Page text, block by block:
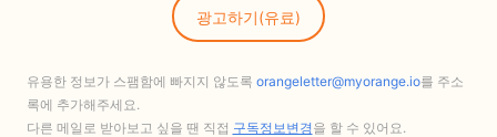
광고하기(유료)
유용한 정보가 스팸함에 빠지지 않도록 orangeletter@myorange.io를 주소
록에 추가해주세요.
다른 메일로 받아보고 싶을 땐 직접 구독정보변경을 할 수 있어요.